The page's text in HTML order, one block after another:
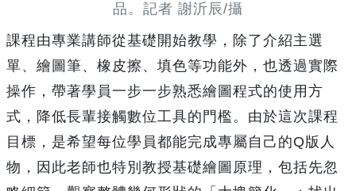
品。記者 謝沂辰/攝
課程由專業講師從基礎開始教學，除了介紹主選
單、繪圖筆、橡皮擦、填色等功能外，也透過實際
操作，帶著學員一步一步熟悉繪圖程式的使用方
式，降低長輩接觸數位工具的門檻。由於這次課程
目標，是希望每位學員都能完成專屬自己的Q版人
物，因此老師也特別教授基礎繪圖原理，包括先忽